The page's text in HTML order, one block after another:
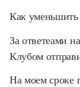
Как уменьшить
За ответеами
Клубом
На моем сроке